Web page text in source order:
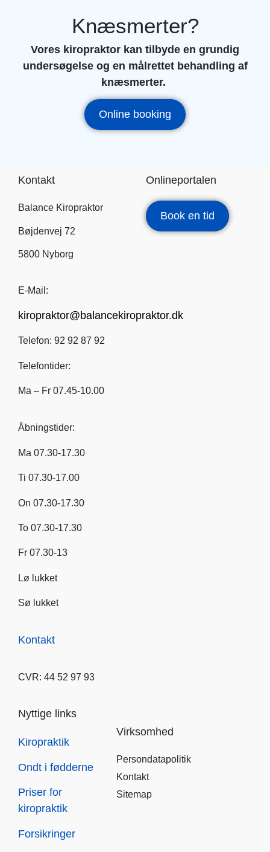
Knæsmerter?
Vores kiropraktor kan tilbyde en grundig
undersøgelse og en målrettet behandling af
knæsmerter.
Online booking
Kontakt
Balance Kiropraktor
Bøjdenvej 72
5800 Nyborg
E-Mail:
kiropraktor@balancekiropraktor.dk
Telefon: 92 92 87 92
Telefontider:
Ma – Fr 07.45-10.00
Åbningstider:
Ma 07.30-17.30
Ti 07.30-17.00
On 07.30-17.30
To 07.30-17.30
Fr 07.30-13
Lø lukket
Sø lukket
Kontakt
CVR: 44 52 97 93
Onlineportalen
Book en tid
Nyttige links
Kiropraktik
Ondt i fødderne
Priser for
kiropraktik
Forsikringer
Virksomhed
Persondatapolitik
Kontakt
Sitemap